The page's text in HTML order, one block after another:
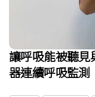
讓呼吸能被聽見
器連續呼吸監測